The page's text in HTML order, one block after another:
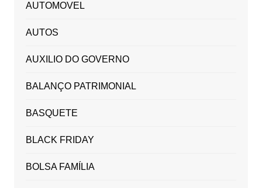
AUTOMOVEL
AUTOS
AUXILIO DO GOVERNO
BALANÇO PATRIMONIAL
BASQUETE
BLACK FRIDAY
BOLSA FAMÍLIA